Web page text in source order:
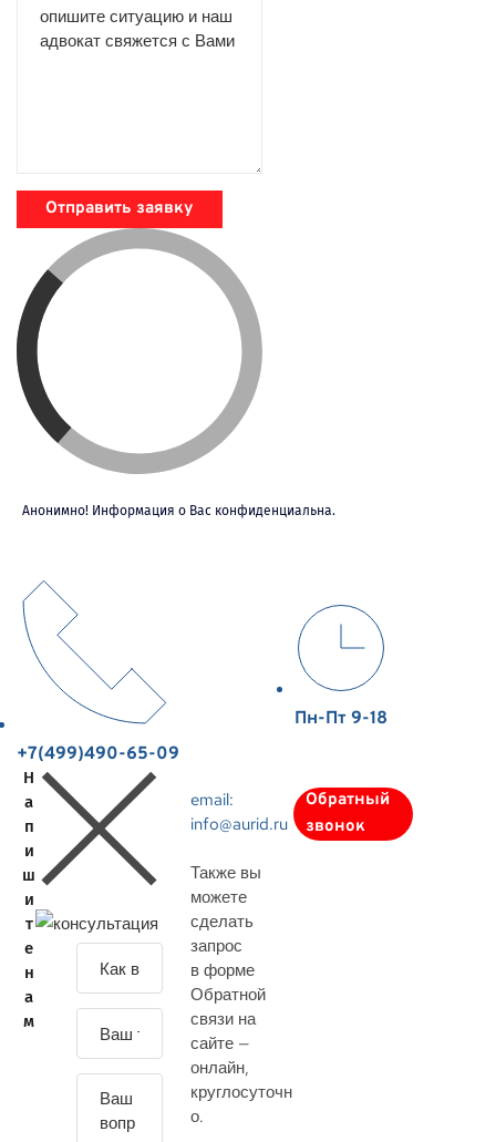
Отправить заявку
Анонимно! Информация о Вас конфиденциальна.
+7(499)490-65-09
Пн-Пт 9-18
Н
а
п
и
ш
и
т
е
н
а
м
email:
info@aurid.ru
Также вы
можете
сделать
запрос
в форме
Обратной
связи на
сайте —
онлайн,
круглосуточн
о.
Обратный
звонок